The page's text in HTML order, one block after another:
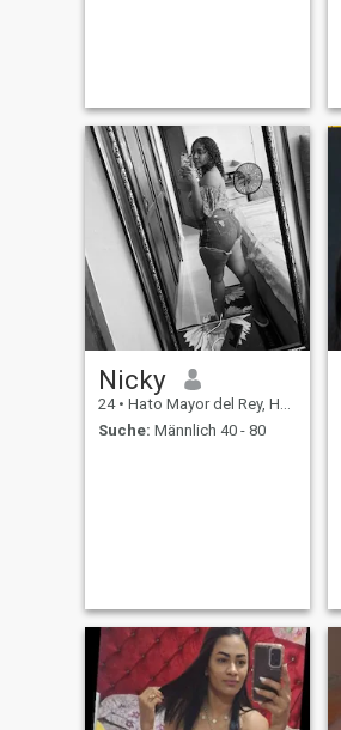
Nicky
24 • Hato Mayor del Rey, Hato Mayor, Dom. Rep.
Suche: Männlich 40 - 80